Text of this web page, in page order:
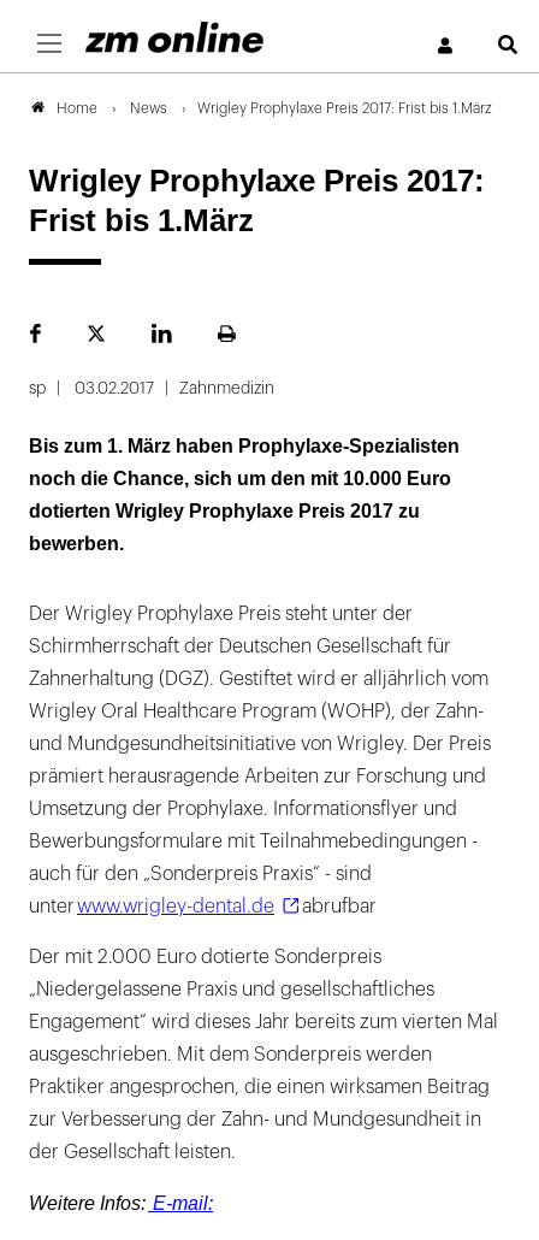
Home News Wrigley Prophylaxe Preis 2017: Frist bis 1.März
Wrigley Prophylaxe Preis 2017:
Frist bis 1.März
FacebookPlattformLinekdInSeite
sp 03.02.2017 Zahnmedizin
Bis zum 1. März haben Prophylaxe-Spezialisten
noch die Chance, sich um den mit 10.000 Euro
dotierten Wrigley Prophylaxe Preis 2017 zu
bewerben.
Der Wrigley Prophylaxe Preis steht unter der
Schirmherrschaft der Deutschen Gesellschaft für
Zahnerhaltung (DGZ). Gestiftet wird er alljährlich vom
Wrigley Oral Healthcare Program (WOHP), der Zahn-
und Mundgesundheitsinitiative von Wrigley. Der Preis
prämiert herausragende Arbeiten zur Forschung und
Umsetzung der Prophylaxe. Informationsflyer und
Bewerbungsformulare mit Teilnahmebedingungen -
auch für den „Sonderpreis Praxis“ - sind
unterwww.wrigley-dental.de abrufbar
Der mit 2.000 Euro dotierte Sonderpreis
„Niedergelassene Praxis und gesellschaftliches
Engagement“ wird dieses Jahr bereits zum vierten Mal
ausgeschrieben. Mit dem Sonderpreis werden
Praktiker angesprochen, die einen wirksamen Beitrag
zur Verbesserung der Zahn- und Mundgesundheit in
der Gesellschaft leisten.
Weitere Infos: E-mail: